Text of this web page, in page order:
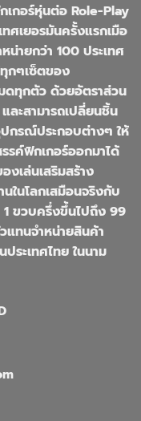
กอร์หุ่นต่อ Role-Play
ศเยอรมันครั้งแรกเมือ
ายกว่า 100 ประเทศ
กๆเซ็ตของ
ดทุกตัว ด้วยอัตราส่วน
ละสามารถเปลี่ยนชิ้น
กรณ์ประกอบต่างๆ ให้
รค์ฟิกเกอร์ออกมาได้
งเล่นเสริมสร้าง
ในโลกเสมือนจริงกับ
1 ขวบครึ่งขึ้นไปถึง 99
แทนจำหน่ายสินค้า
ระเทศไทย ในนาม